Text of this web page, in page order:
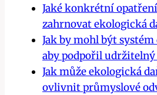
Jaké konkrétní
zahrnovat ekologická
Jak by mohl být
aby podpořil udržitelný
Jak může ekologická
ovlivnit průmyslové